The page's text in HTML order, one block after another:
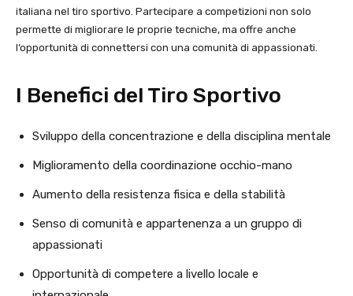
italiana nel tiro sportivo. Partecipare a competizioni non solo
permette di migliorare le proprie tecniche, ma offre anche
l’opportunità di connettersi con una comunità di appassionati.
I Benefici del Tiro Sportivo
Sviluppo della concentrazione e della disciplina mentale
Miglioramento della coordinazione occhio-mano
Aumento della resistenza fisica e della stabilità
Senso di comunità e appartenenza a un gruppo di
appassionati
Opportunità di competere a livello locale e